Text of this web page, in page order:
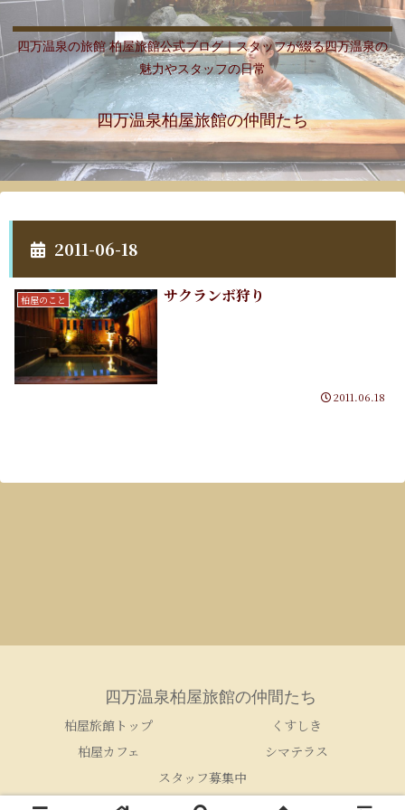
四万温泉の旅館 柏屋旅館公式ブログ｜スタッフが綴る四万温泉の
魅力やスタッフの日常
四万温泉柏屋旅館の仲間たち
2011-06-18
柏屋のこと サクランボ狩り
2011.06.18
四万温泉柏屋旅館の仲間たち
柏屋旅館トップ
くすしき
柏屋カフェ
シマテラス
スタッフ募集中